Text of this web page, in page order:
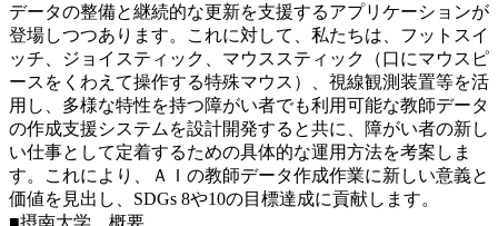
データの整備と継続的な更新を支援するアプリケーションが
登場しつつあります。これに対して、私たちは、フットスイ
ッチ、ジョイスティック、マウススティック（口にマウスピ
ースをくわえて操作する特殊マウス）、視線観測装置等を活
用し、多様な特性を持つ障がい者でも利用可能な教師データ
の作成支援システムを設計開発すると共に、障がい者の新し
い仕事として定着するための具体的な運用方法を考案しま
す。これにより、ＡＩの教師データ作成作業に新しい意義と
価値を見出し、SDGs 8や10の目標達成に貢献します。
■摂南大学 概要